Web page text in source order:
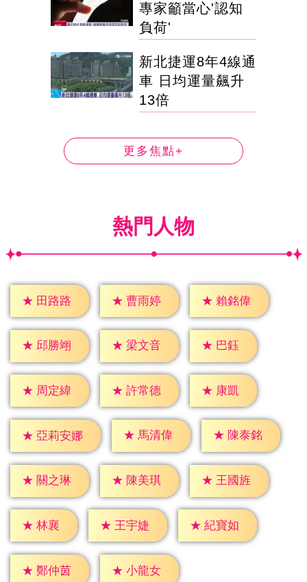
專家籲當心'認知
負荷'
新北捷運8年4線通
車 日均運量飆升
13倍
更多焦點+
熱門人物
★ 田路路 ★ 曹雨婷 ★ 賴銘偉
★ 邱勝翊 ★ 梁文音 ★ 巴鈺
★ 周定緯 ★ 許常德 ★ 康凱
★ 亞莉安娜 ★ 馬清偉 ★ 陳泰銘
★ 關之琳 ★ 陳美琪 ★ 王國旌
★ 林襄 ★ 王宇婕 ★ 紀寶如
★ 鄭仲茵 ★ 小龍女